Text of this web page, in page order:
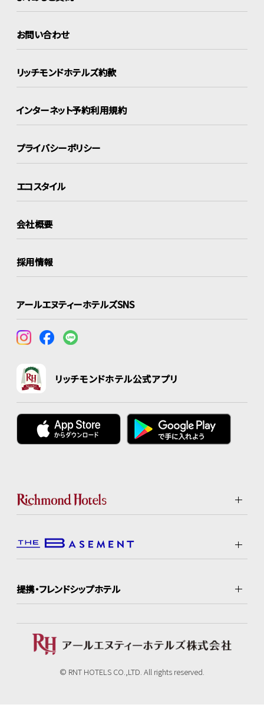
お問い合わせ
リッチモンドホテルズ約款
インターネット予約利用規約
プライバシーポリシー
エコスタイル
会社概要
採用情報
アールエヌティーホテルズSNS
リッチモンドホテル公式アプリ
提携・フレンドシップホテル
© RNT HOTELS CO.,LTD. All rights reserved.